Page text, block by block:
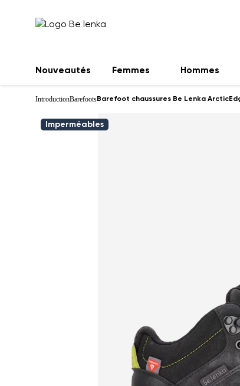
Nouveautés Femmes Hommes
IntroductionBarefootsBarefoot chaussures Be Lenka
Imperméables